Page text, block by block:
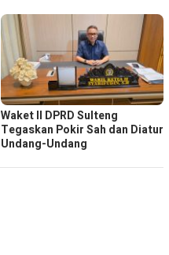
Waket ll DPRD Sulteng
Tegaskan Pokir Sah dan Diatur
Undang-Undang